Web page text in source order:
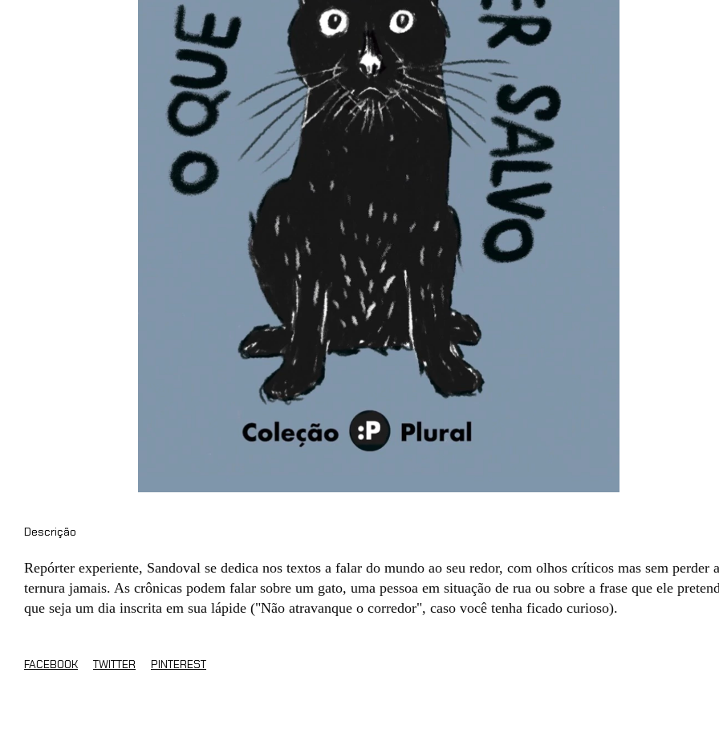
Descrição
Repórter experiente, Sandoval se dedica nos textos a falar do mundo ao seu redor, com olhos críticos mas sem perder a
ternura jamais. As crônicas podem falar sobre um gato, uma pessoa em situação de rua ou sobre a frase que ele
que seja um dia inscrita em sua lápide ("Não atravanque o corredor", caso você tenha ficado curioso).
FACEBOOK TWITTER PINTEREST